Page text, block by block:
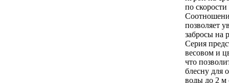
по
позволяет
забросы на
Серия
весовом и
что
блесну для
воды до 2 м